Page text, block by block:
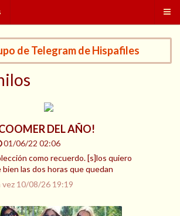
de Telegram de Hispafiles
DEL AÑO!
01/06/22 02:06
como recuerdo. [s]los quiero
las dos horas que quedan
vez 10/08/26 19:19